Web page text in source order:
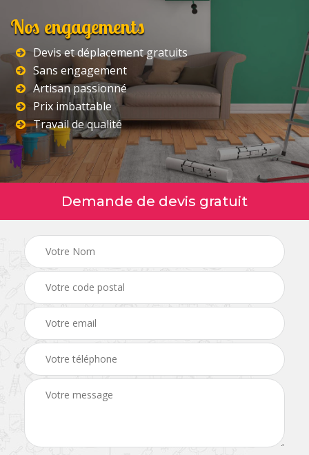
Nos engagements
Devis et déplacement gratuits
Sans engagement
Artisan passionné
Prix imbattable
Travail de qualité
Demande de devis gratuit